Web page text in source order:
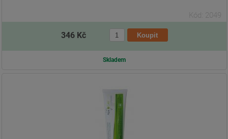
Kód: 2049
346 Kč
Skladem